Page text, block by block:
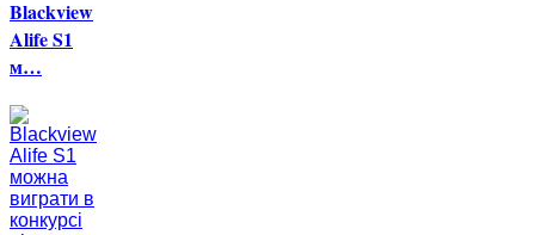
Blackview
Alife S1
м…